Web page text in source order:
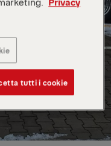
tutti i cookie